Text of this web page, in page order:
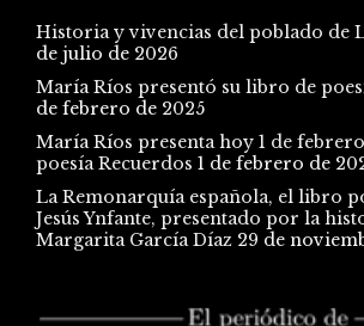
Historia y vivencias del poblado de
de julio de 2026
María Ríos presentó su libro de
de febrero de 2025
María Ríos presenta hoy 1 de
poesía Recuerdos 1 de febrero de
La Remonarquía española, el libro
Jesús Ynfante, presentado por la
Margarita García Díaz 29 de